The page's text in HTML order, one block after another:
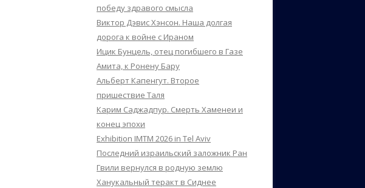
победу здравого смысла
Виктор Дэвис Хэнсон. Наша долгая
дорога к войне с Ираном
Ицик Бунцель, отец погибшего в Газе
Амита, к Ронену Бару
Альберт Капенгут. Второе
пришествие Таля
Карим Саджадпур. Смерть Хаменеи и
конец эпохи
Exhibition IMTM 2026 in Tel Aviv
Последний израильский заложник Ран
Гвили вернулся в родную землю
Ханукальный теракт в Сиднее